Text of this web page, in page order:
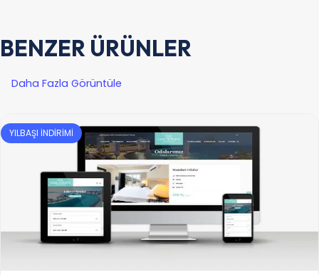
BENZER ÜRÜNLER
Daha Fazla Görüntüle
YILBAŞI İNDİRİMİ